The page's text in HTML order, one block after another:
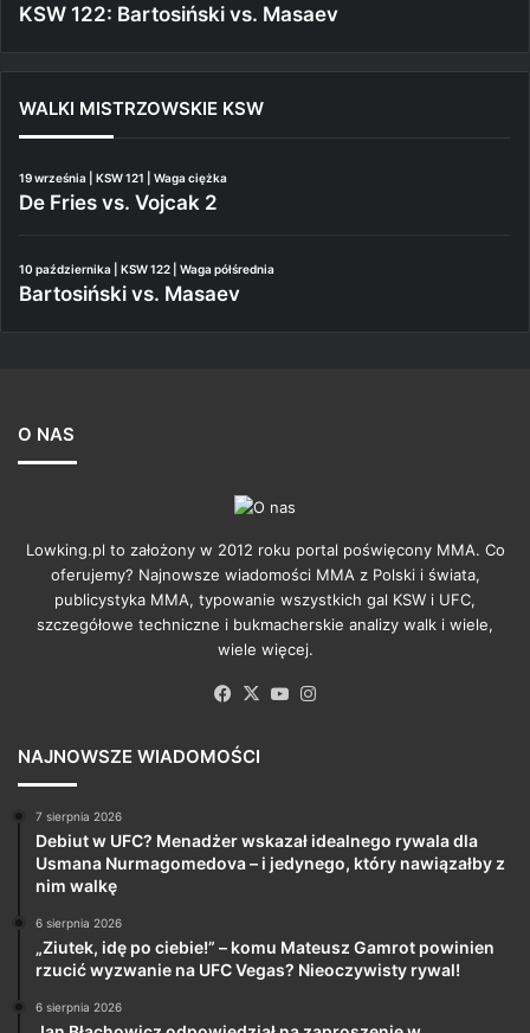
KSW 122: Bartosiński vs. Masaev
WALKI MISTRZOWSKIE KSW
19 września | KSW 121 | Waga ciężka
De Fries vs. Vojcak 2
10 października | KSW 122 | Waga półśrednia
Bartosiński vs. Masaev
O NAS
Lowking.pl to założony w 2012 roku portal poświęcony MMA. Co
oferujemy? Najnowsze wiadomości MMA z Polski i świata,
publicystyka MMA, typowanie wszystkich gal KSW i UFC,
szczegółowe techniczne i bukmacherskie analizy walk i wiele,
wiele więcej.
Facebook
X YouTube
NAJNOWSZE WIADOMOŚCI
7 sierpnia 2026
Debiut w UFC? Menadżer wskazał idealnego rywala dla
Usmana Nurmagomedova – i jedynego, który nawiązałby z
nim walkę
6 sierpnia 2026
„Ziutek, idę po ciebie!” – komu Mateusz Gamrot powinien
rzucić wyzwanie na UFC Vegas? Nieoczywisty rywal!
6 sierpnia 2026